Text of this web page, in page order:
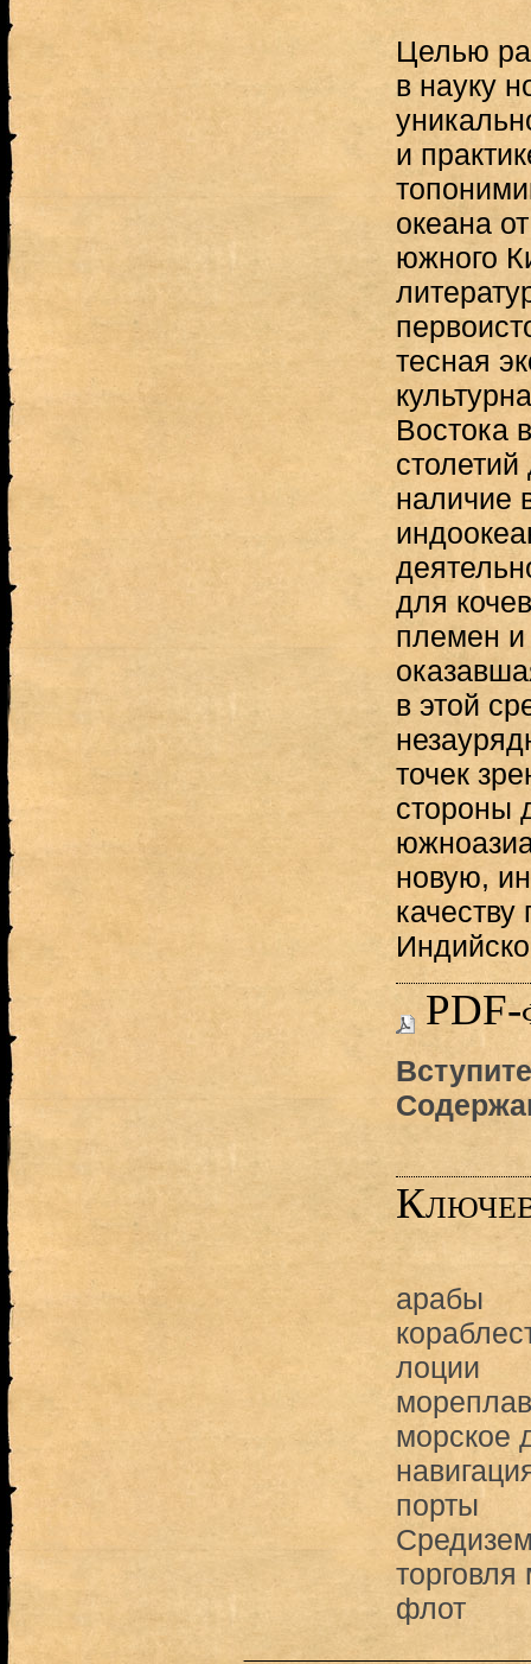
Целью
в науку
и
океана
южного
тесная
Востока
наличие
для
племен
в этой
точек
стороны
новую,
качеству
PDF-
арабы
лоции
морское
порты
торговля
флот